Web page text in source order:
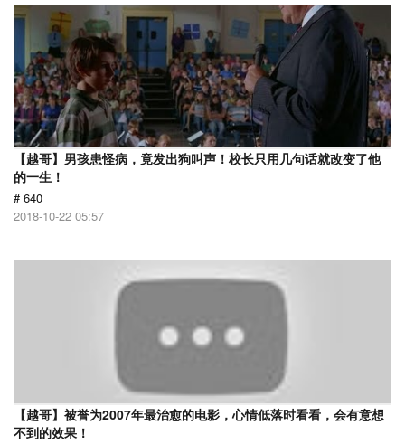
【越哥】男孩患怪病，竟发出狗叫声！校长只用几句话就改变了他
的一生！
# 640
2018-10-22 05:57
【越哥】被誉为2007年最治愈的电影，心情低落时看看，会有意想
不到的效果！